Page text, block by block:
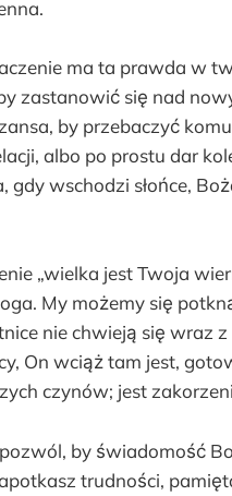
ma ta prawda w
zastanowić się nad
by przebaczyć
albo po prostu dar
gdy wschodzi słońce,
„wielka jest Twoja
My możemy się
nie chwieją się wraz
On wciąż tam jest,
czynów; jest
by świadomość
trudności,